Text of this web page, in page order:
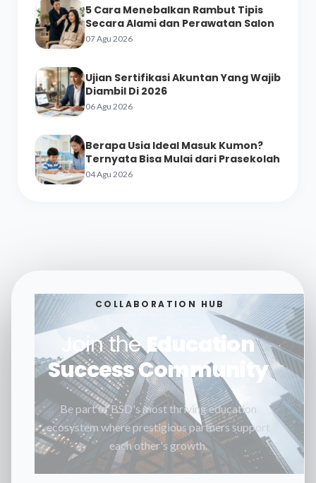
5 Cara Menebalkan Rambut Tipis
Secara Alami dan Perawatan Salon
07 Agu 2026
Ujian Sertifikasi Akuntan Yang Wajib
Diambil Di 2026
06 Agu 2026
Berapa Usia Ideal Masuk Kumon?
Ternyata Bisa Mulai dari Prasekolah
04 Agu 2026
COLLABORATION HUB
Join theEducation
Success Community
Be part of BSD's most thriving education
ecosystem where prestigious partners support
each other's growth.